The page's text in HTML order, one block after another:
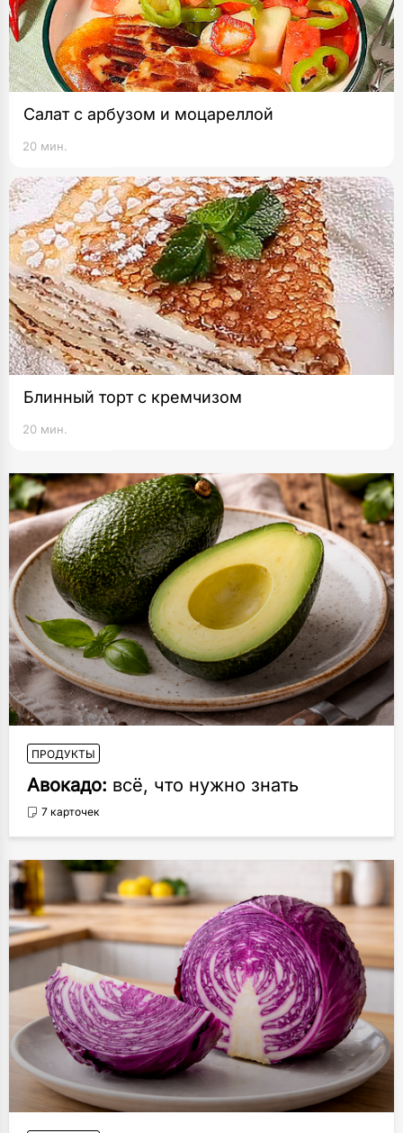
Салат с арбузом и моцареллой
20 мин.
Блинный торт с кремчизом
20 мин.
ПРОДУКТЫ
Авокадо: всё, что нужно знать
7 карточек